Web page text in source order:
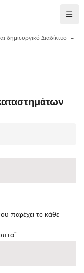
δημιουργικό Διαδίκτυο
παρέχει το κάθε